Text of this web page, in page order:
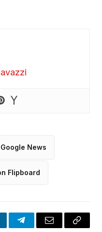
News
Flipboard
TelegramEmail
Copy